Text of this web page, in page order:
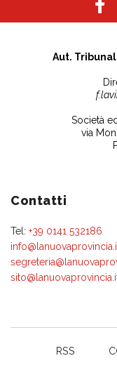
Aut.
Società
via
Contatti
Tel: +39 0141 532186
RSS